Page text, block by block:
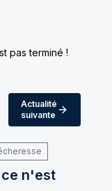
pas terminé !
Actualité
suivante
n'est